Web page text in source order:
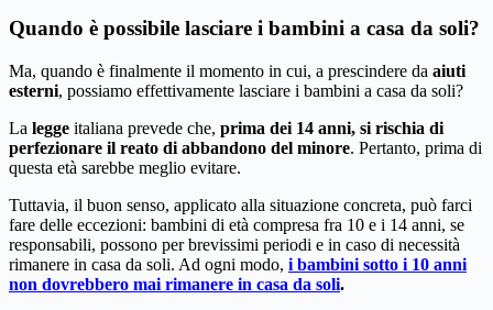
Quando è possibile lasciare i bambini a casa da soli?
Ma, quando è finalmente il momento in cui, a prescindere da aiuti
esterni, possiamo effettivamente lasciare i bambini a casa da soli?
La legge italiana prevede che, prima dei 14 anni, si rischia di
perfezionare il reato di abbandono del minore. Pertanto, prima di
questa età sarebbe meglio evitare.
Tuttavia, il buon senso, applicato alla situazione concreta, può farci
fare delle eccezioni: bambini di età compresa fra 10 e i 14 anni, se
responsabili, possono per brevissimi periodi e in caso di necessità
rimanere in casa da soli. Ad ogni modo, i bambini sotto i 10 anni
non dovrebbero mai rimanere in casa da soli.